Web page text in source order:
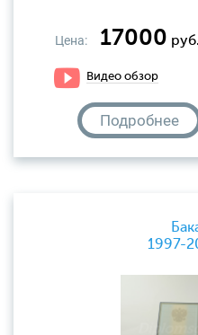
Цена: 17000 руб.
Видео обзор
Подробнее
1997-